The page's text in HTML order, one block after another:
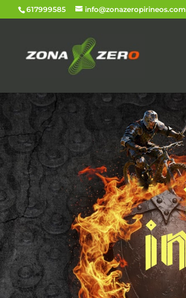
617999585 info@zonazeropirineos.com